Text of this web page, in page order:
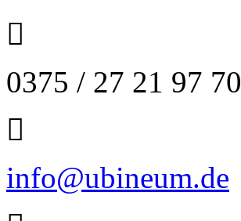
0375 / 27 21 97 70
info@ubineum.de